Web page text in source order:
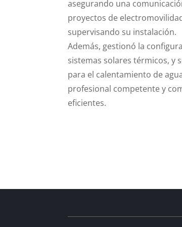
asegurando una
proyectos de
supervisando su instalación.
Además, gestionó la
sistemas solares térmicos, y
para el calentamiento de
profesional competente y
eficientes.